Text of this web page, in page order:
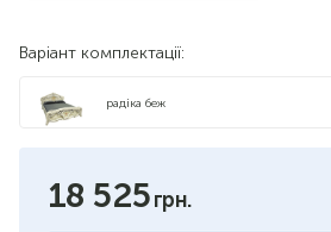
Варіант комплектації:
радіка беж
18 525